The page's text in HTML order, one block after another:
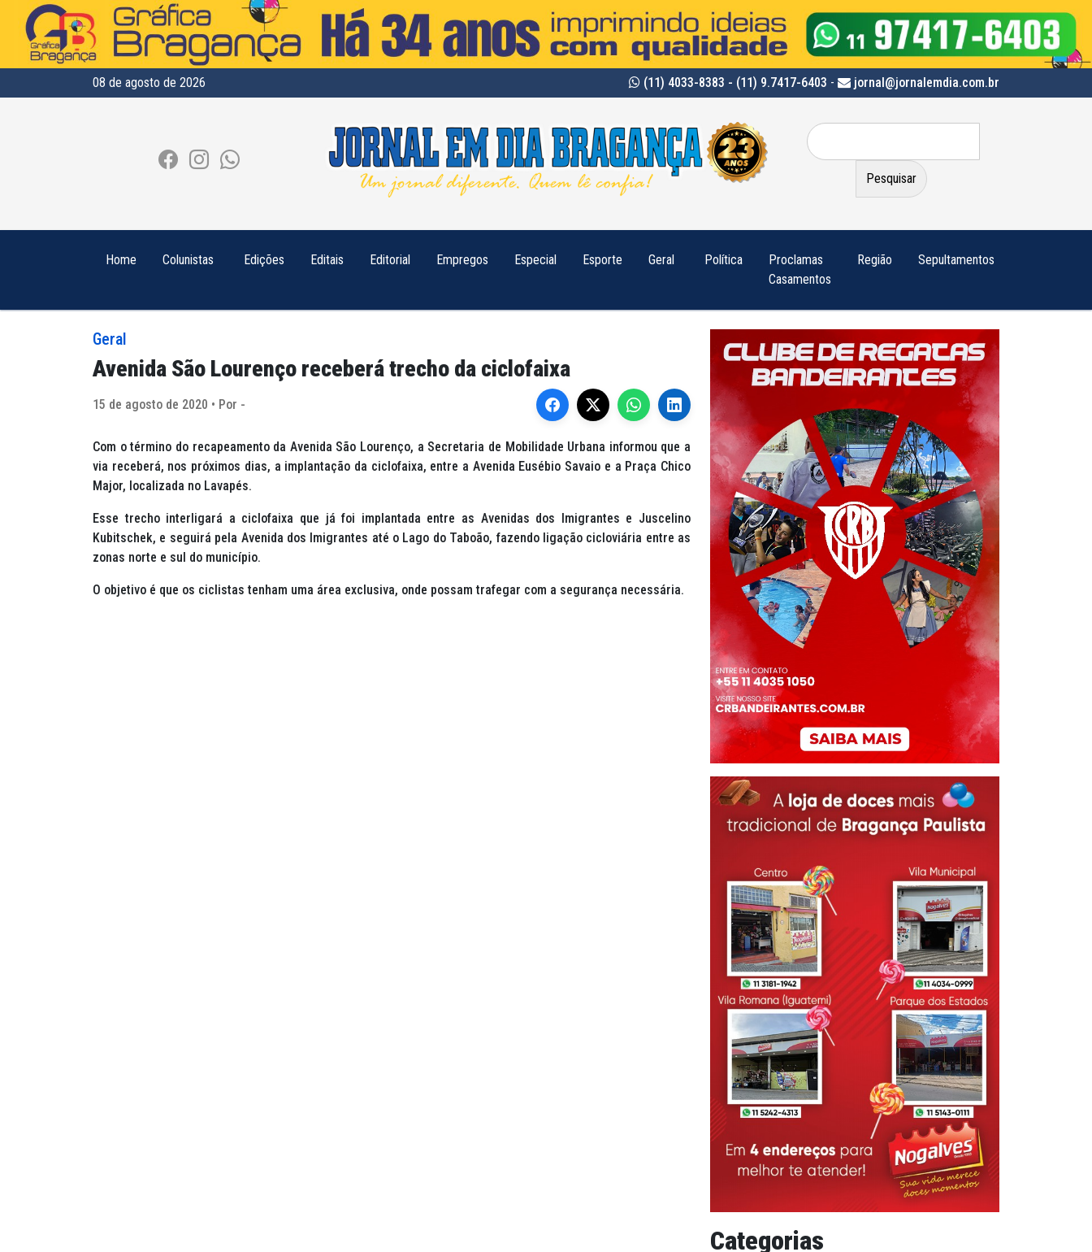
08 de agosto de 2026 (11) 4033-8383 - (11) 9.7417-6403 - jornal@jornalemdia.com.br
Pesquisar
por:
Home Colunistas Edições Editais Editorial Empregos Especial Esporte Geral Política
Proclamas
Casamentos
Região Sepultamentos
Geral
Avenida São Lourenço receberá trecho da ciclofaixa
15 de agosto de 2020 • Por -
Com o término do recapeamento da Avenida São Lourenço, a Secretaria de Mobilidade Urbana informou que a
via receberá, nos próximos dias, a implantação da ciclofaixa, entre a Avenida Eusébio Savaio e a Praça Chico
Major, localizada no Lavapés.
Esse trecho interligará a ciclofaixa que já foi implantada entre as Avenidas dos Imigrantes e Juscelino
Kubitschek, e seguirá pela Avenida dos Imigrantes até o Lago do Taboão, fazendo ligação cicloviária entre as
zonas norte e sul do município.
O objetivo é que os ciclistas tenham uma área exclusiva, onde possam trafegar com a segurança necessária.
Categorias